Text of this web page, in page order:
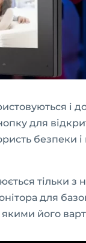
і
для
безпеки
тільки з
для
його